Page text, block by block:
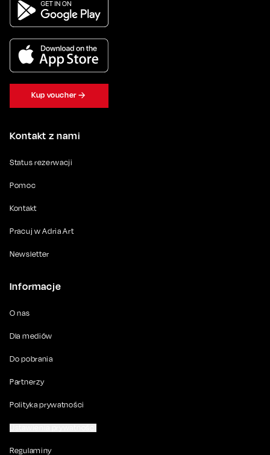
Kontakt z nami
Status rezerwacji
Pomoc
Kontakt
Pracuj w Adria Art
Newsletter
Informacje
O nas
Dla mediów
Do pobrania
Partnerzy
Polityka prywatności
Regulaminy
Kup voucher